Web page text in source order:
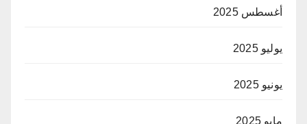
أغسطس 2025
يوليو 2025
يونيو 2025
مايو 2025